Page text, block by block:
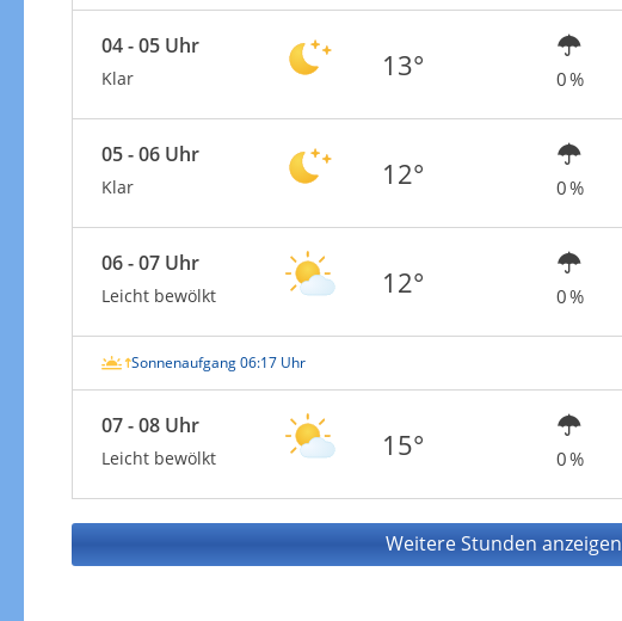
04 - 05 Uhr
Klar 13° 0 %
05 - 06 Uhr
Klar 12° 0 %
06 - 07 Uhr
Leicht bewölkt 12° 0 %
Sonnenaufgang 06:17 Uhr
07 - 08 Uhr
Leicht bewölkt 15° 0 %
Weitere Stunden anzeigen